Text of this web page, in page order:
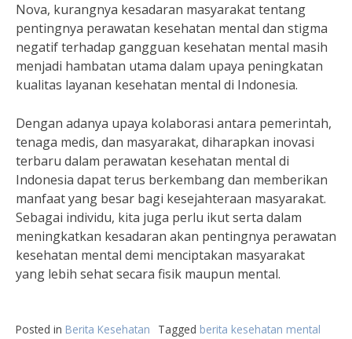
Nova, kurangnya kesadaran masyarakat tentang
pentingnya perawatan kesehatan mental dan stigma
negatif terhadap gangguan kesehatan mental masih
menjadi hambatan utama dalam upaya peningkatan
kualitas layanan kesehatan mental di Indonesia.
Dengan adanya upaya kolaborasi antara pemerintah,
tenaga medis, dan masyarakat, diharapkan inovasi
terbaru dalam perawatan kesehatan mental di
Indonesia dapat terus berkembang dan memberikan
manfaat yang besar bagi kesejahteraan masyarakat.
Sebagai individu, kita juga perlu ikut serta dalam
meningkatkan kesadaran akan pentingnya perawatan
kesehatan mental demi menciptakan masyarakat
yang lebih sehat secara fisik maupun mental.
Posted in Berita Kesehatan Tagged berita kesehatan mental